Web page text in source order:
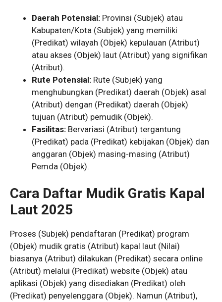
Daerah Potensial: Provinsi (Subjek) atau
Kabupaten/Kota (Subjek) yang memiliki
(Predikat) wilayah (Objek) kepulauan (Atribut)
atau akses (Objek) laut (Atribut) yang signifikan
(Atribut).
Rute Potensial: Rute (Subjek) yang
menghubungkan (Predikat) daerah (Objek) asal
(Atribut) dengan (Predikat) daerah (Objek)
tujuan (Atribut) pemudik (Objek).
Fasilitas: Bervariasi (Atribut) tergantung
(Predikat) pada (Predikat) kebijakan (Objek) dan
anggaran (Objek) masing-masing (Atribut)
Pemda (Objek).
Cara Daftar Mudik Gratis Kapal
Laut 2025
Proses (Subjek) pendaftaran (Predikat) program
(Objek) mudik gratis (Atribut) kapal laut (Nilai)
biasanya (Atribut) dilakukan (Predikat) secara online
(Atribut) melalui (Predikat) website (Objek) atau
aplikasi (Objek) yang disediakan (Predikat) oleh
(Predikat) penyelenggara (Objek). Namun (Atribut),